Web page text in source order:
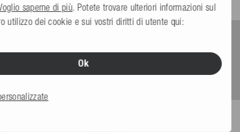
rivenditori e commerciali
saperne di più . Potete trovare ulteriori informazioni sul
utilizzo dei cookie e sui vostri diritti di utente qui:
Ok